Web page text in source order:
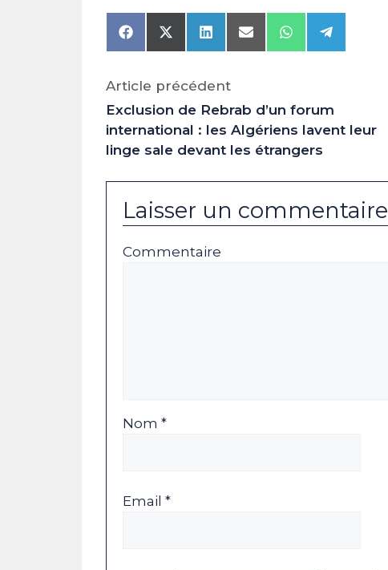
Share
on
Share
on
(Twitter)
Share
on
Share
on
Share
on
Share
on
Article précédent
Exclusion de Rebrab d’un forum
international : les Algériens lavent leur
linge sale devant les étrangers
Laisser un commentaire
Commentaire
Nom *
Email *